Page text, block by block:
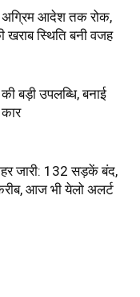
अग्रिम आदेश तक रोक,
स्थिति बनी वजह
बड़ी उपलब्धि, बनाई
जारी: 132 सड़कें बंद,
आज भी येलो अलर्ट